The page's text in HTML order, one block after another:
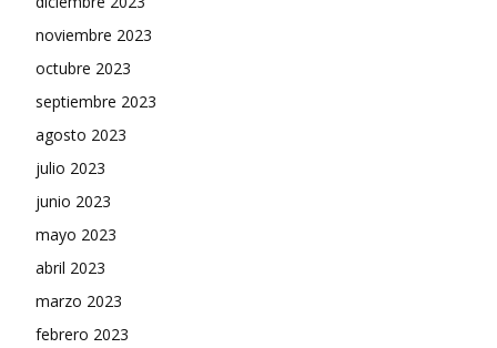
noviembre 2023
octubre 2023
septiembre 2023
agosto 2023
julio 2023
junio 2023
mayo 2023
abril 2023
marzo 2023
febrero 2023